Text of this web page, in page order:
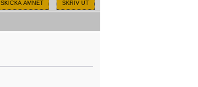
SKICKA ÄMNET SKRIV UT